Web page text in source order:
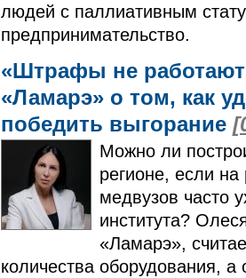
людей с паллиативным
предпринимательство.
«Штрафы не
«Ламарэ» о том, как
победить выгорание
Можно ли
регионе, если
медвузов часто
института?
«Ламарэ»,
количества оборудования,